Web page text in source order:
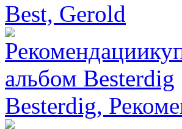
Best, Gerold
Besterdig,